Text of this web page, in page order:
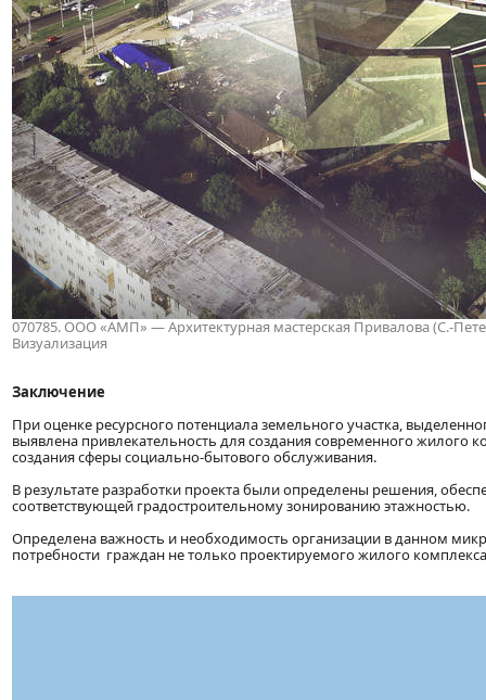
070785. ООО «АМП» — Архитектурная мастерская Привалова (С.-
Визуализация
Заключение
При оценке ресурсного потенциала земельного участка,
выявлена привлекательность для создания современного
создания сферы социально-бытового обслуживания.
В результате разработки проекта были определены решения,
соответствующей градостроительному зонированию этажностью.
Определена важность и необходимость организации в данном
потребности граждан не только проектируемого жилого